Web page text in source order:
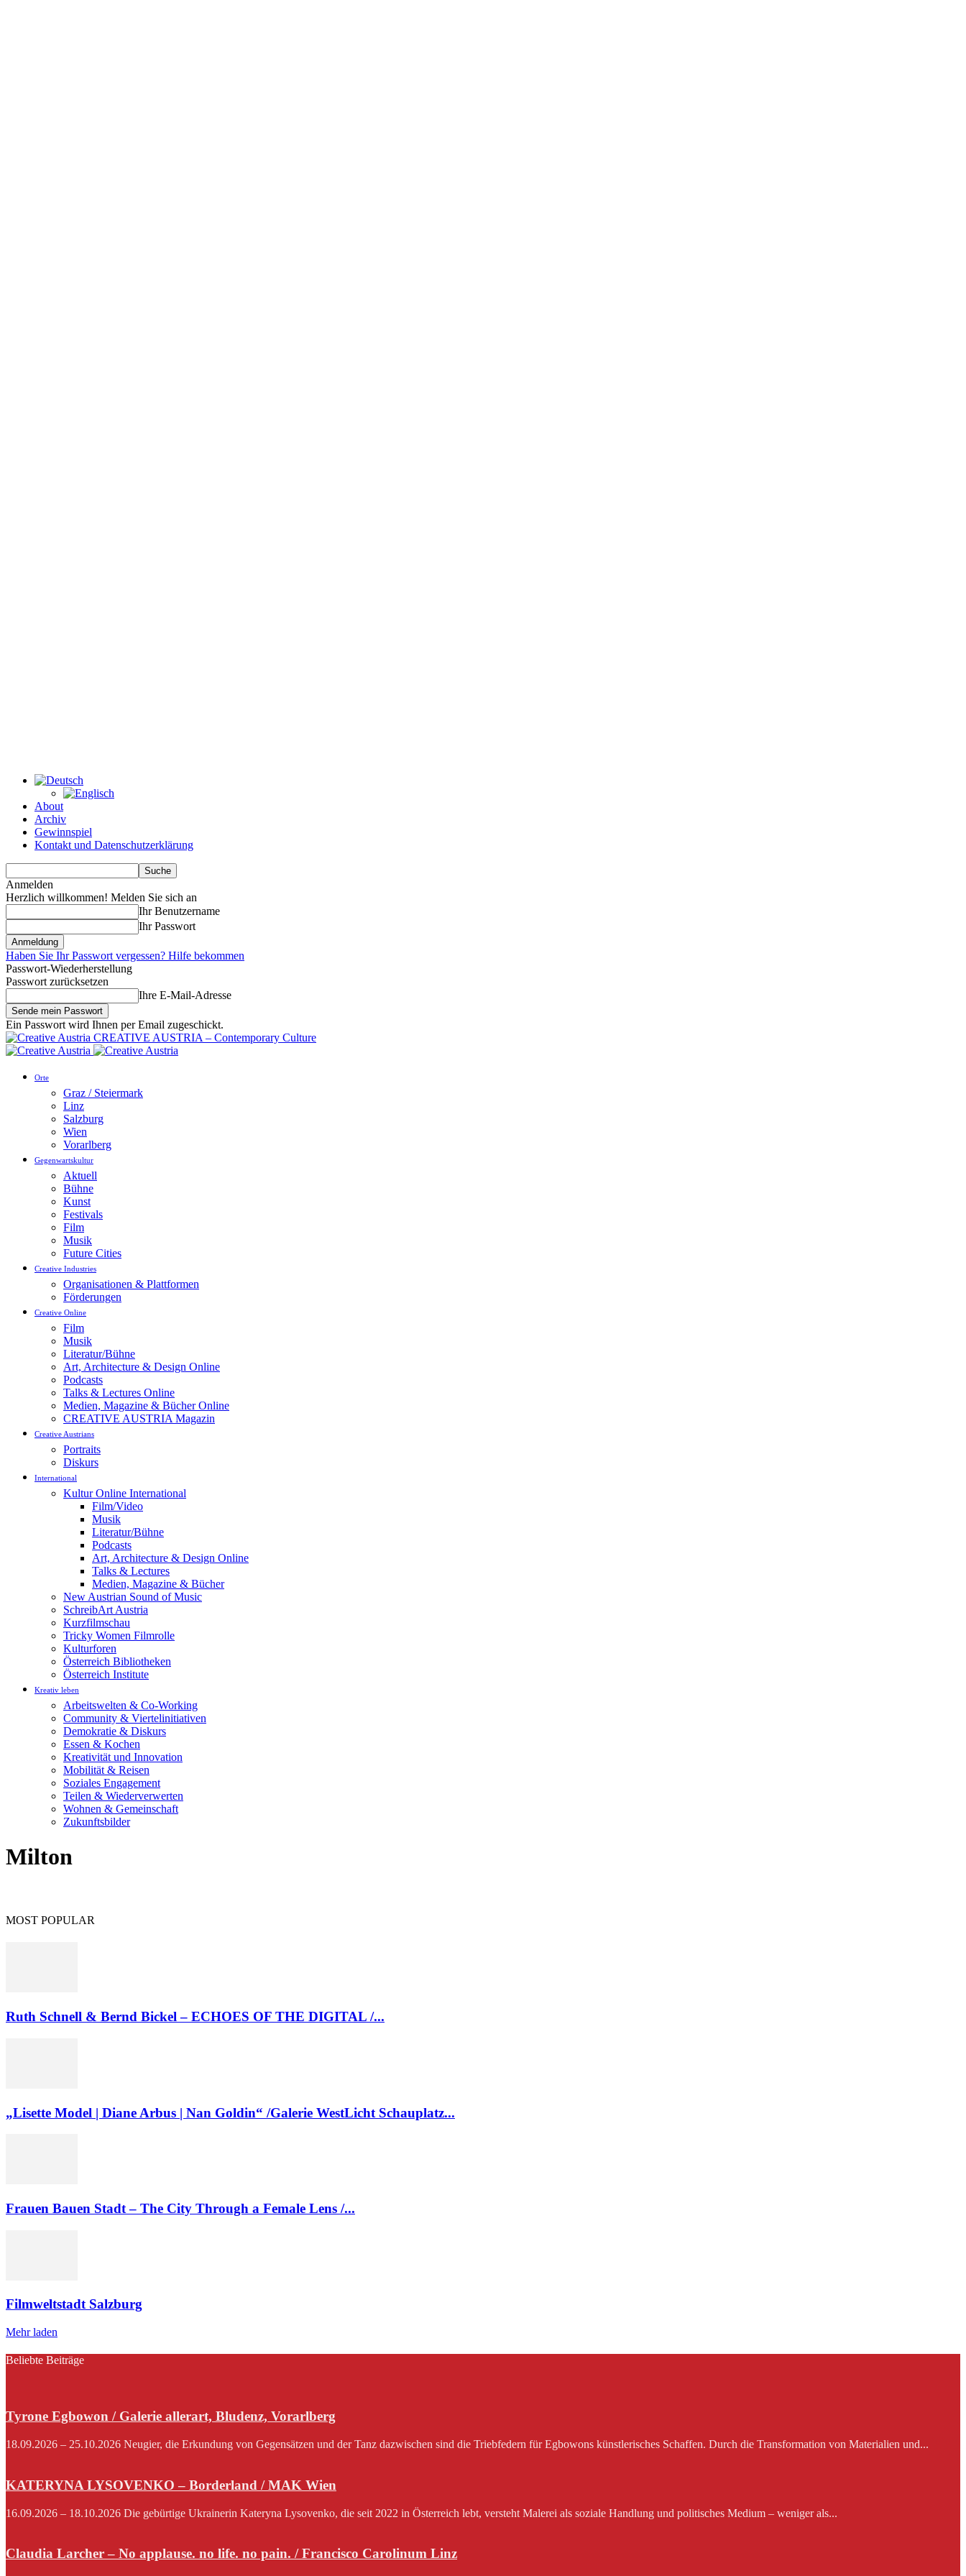
About
Archiv
Gewinnspiel
Kontakt und Datenschutzerklärung
Anmelden
Herzlich willkommen! Melden Sie sich an
Ihr Benutzername
Ihr Passwort
Haben Sie Ihr Passwort vergessen? Hilfe bekommen
Passwort-Wiederherstellung
Passwort zurücksetzen
Ihre E-Mail-Adresse
Ein Passwort wird Ihnen per Email zugeschickt.
CREATIVE AUSTRIA – Contemporary Culture
Orte
Graz / Steiermark
Linz
Salzburg
Wien
Vorarlberg
Gegenwartskultur
Aktuell
Bühne
Kunst
Festivals
Film
Musik
Future Cities
Creative Industries
Organisationen & Plattformen
Förderungen
Creative Online
Film
Musik
Literatur/Bühne
Art, Architecture & Design Online
Podcasts
Talks & Lectures Online
Medien, Magazine & Bücher Online
CREATIVE AUSTRIA Magazin
Creative Austrians
Portraits
Diskurs
International
Kultur Online International
Film/Video
Musik
Literatur/Bühne
Podcasts
Art, Architecture & Design Online
Talks & Lectures
Medien, Magazine & Bücher
New Austrian Sound of Music
SchreibArt Austria
Kurzfilmschau
Tricky Women Filmrolle
Kulturforen
Österreich Bibliotheken
Österreich Institute
Kreativ leben
Arbeitswelten & Co-Working
Community & Viertelinitiativen
Demokratie & Diskurs
Essen & Kochen
Kreativität und Innovation
Mobilität & Reisen
Soziales Engagement
Teilen & Wiederverwerten
Wohnen & Gemeinschaft
Zukunftsbilder
Milton
MOST POPULAR
Ruth Schnell & Bernd Bickel – ECHOES OF THE DIGITAL /...
„Lisette Model | Diane Arbus | Nan Goldin“ /Galerie WestLicht Schauplatz...
Frauen Bauen Stadt – The City Through a Female Lens /...
Filmweltstadt Salzburg
Mehr laden
Beliebte Beiträge
Tyrone Egbowon / Galerie allerart, Bludenz, Vorarlberg
18.09.2026 – 25.10.2026 Neugier, die Erkundung von Gegensätzen und der Tanz dazwischen sind die Triebfedern für Egbowons künstlerisches Schaffen. Durch die Transformation von Materialien und...
KATERYNA LYSOVENKO – Borderland / MAK Wien
16.09.2026 – 18.10.2026 Die gebürtige Ukrainerin Kateryna Lysovenko, die seit 2022 in Österreich lebt, versteht Malerei als soziale Handlung und politisches Medium – weniger als...
Claudia Larcher – No applause. no life. no pain. / Francisco Carolinum Linz